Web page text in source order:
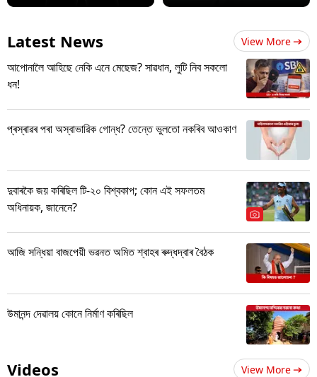
Latest News View More
আপোনালৈ আহিছে নেকি এনে মেছেজ? সাৱধান, লুটি নিব সকলো
ধন!
প্ৰস্ৰাৱৰ পৰা অস্বাভাৱিক গোন্ধ? তেন্তে ভুলতো নকৰিব আওকাণ
দুবাৰকৈ জয় কৰিছিল টি-২০ বিশ্বকাপ; কোন এই সফলতম
অধিনায়ক, জানেনে?
আজি সন্ধিয়া বাজপেয়ী ভৱনত অমিত শ্বাহৰ ৰুদ্ধদ্বাৰ বৈঠক
উমানন্দ দেৱালয় কোনে নিৰ্মাণ কৰিছিল
Videos View More